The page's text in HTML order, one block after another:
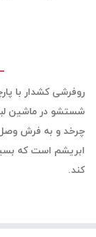
روفرشی کشدار
شستشو در ماشین
چرخد و به فرش
ابریشم است که
کند.